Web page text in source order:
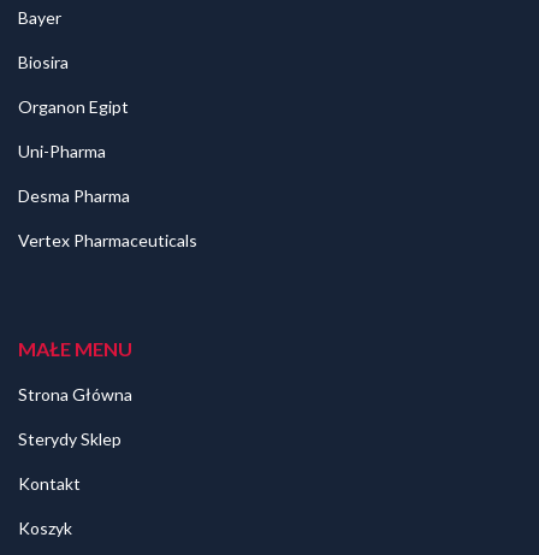
Bayer
Biosira
Organon Egipt
Uni-Pharma
Desma Pharma
Vertex Pharmaceuticals
MAŁE MENU
Strona Główna
Sterydy Sklep
Kontakt
Koszyk